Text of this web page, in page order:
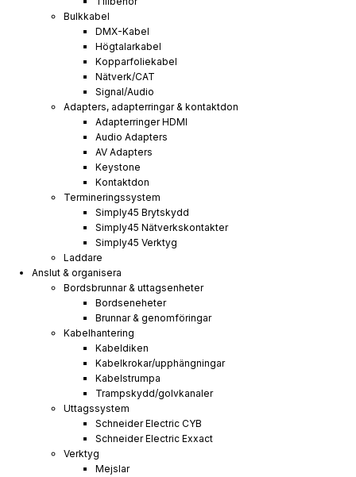
Bulkkabel
DMX-Kabel
Högtalarkabel
Kopparfoliekabel
Nätverk/CAT
Signal/Audio
Adapters, adapterringar & kontaktdon
Adapterringer HDMI
Audio Adapters
AV Adapters
Keystone
Kontaktdon
Termineringssystem
Simply45 Brytskydd
Simply45 Nätverkskontakter
Simply45 Verktyg
Laddare
Anslut & organisera
Bordsbrunnar & uttagsenheter
Bordseneheter
Brunnar & genomföringar
Kabelhantering
Kabeldiken
Kabelkrokar/upphängningar
Kabelstrumpa
Trampskydd/golvkanaler
Uttagssystem
Schneider Electric CYB
Schneider Electric Exxact
Verktyg
Mejslar